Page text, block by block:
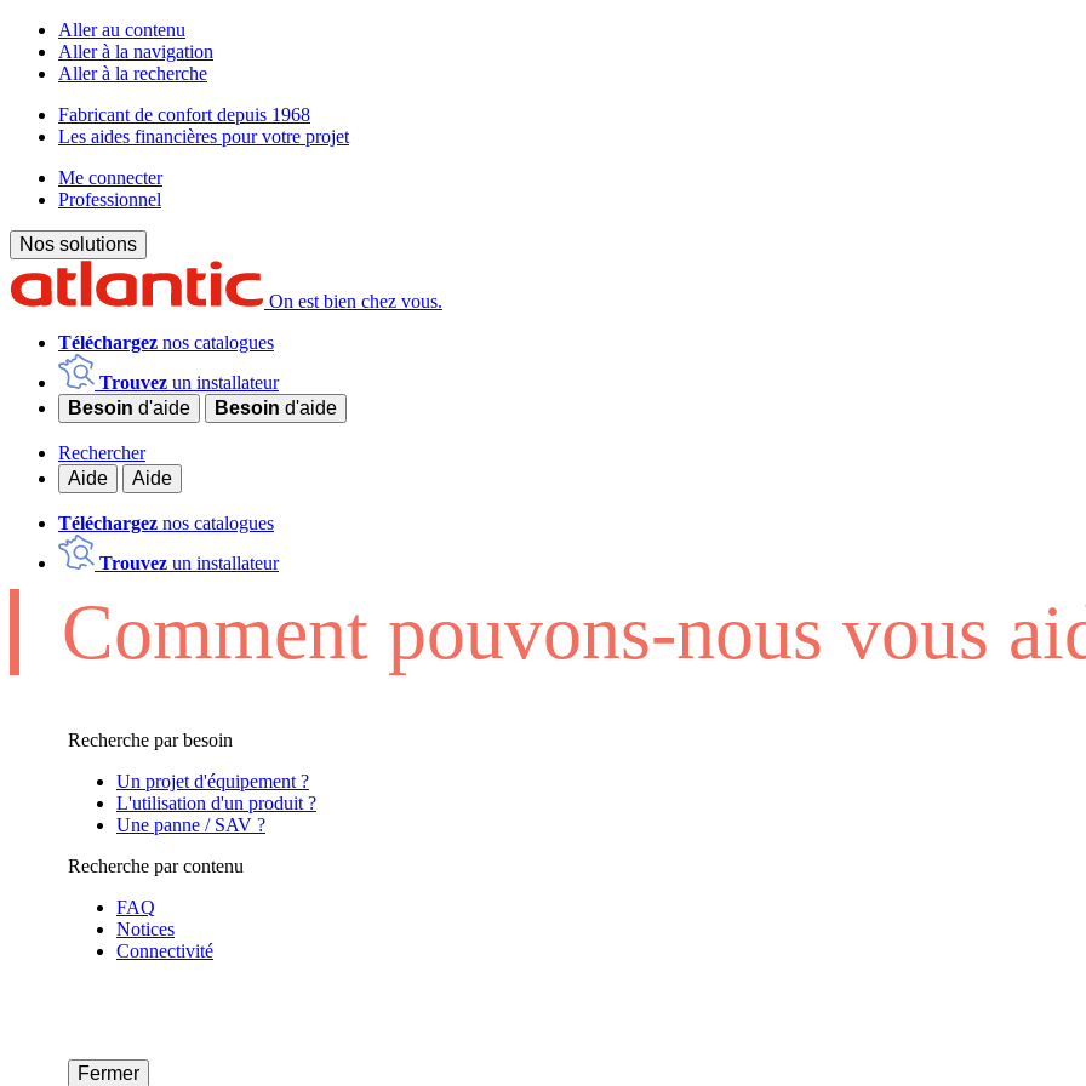
Aller au contenu
Aller à la navigation
Aller à la recherche
Fabricant de confort depuis 1968
Les aides financières pour votre projet
Me connecter
Professionnel
Nos solutions
On est bien chez vous.
Téléchargez nos catalogues
Trouvez un installateur
Besoin d'aide Besoin d'aide
Rechercher
Aide
Aide
Téléchargez nos catalogues
Trouvez un installateur
Comment pouvons-nous vous
Recherche par besoin
Un projet d'équipement ?
L'utilisation d'un produit ?
Une panne / SAV ?
Recherche par contenu
FAQ
Notices
Connectivité
Fermer